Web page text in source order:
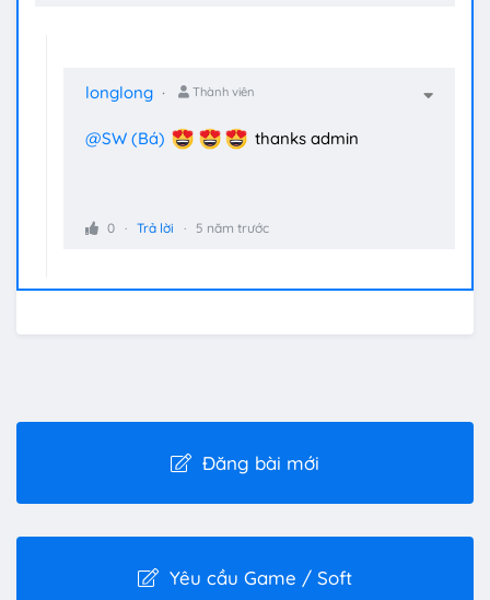
longlong Thành viên
@SW (Bá) thanks admin
0 Trả lời 5 năm trước
Đăng bài mới
Yêu cầu Game / Soft